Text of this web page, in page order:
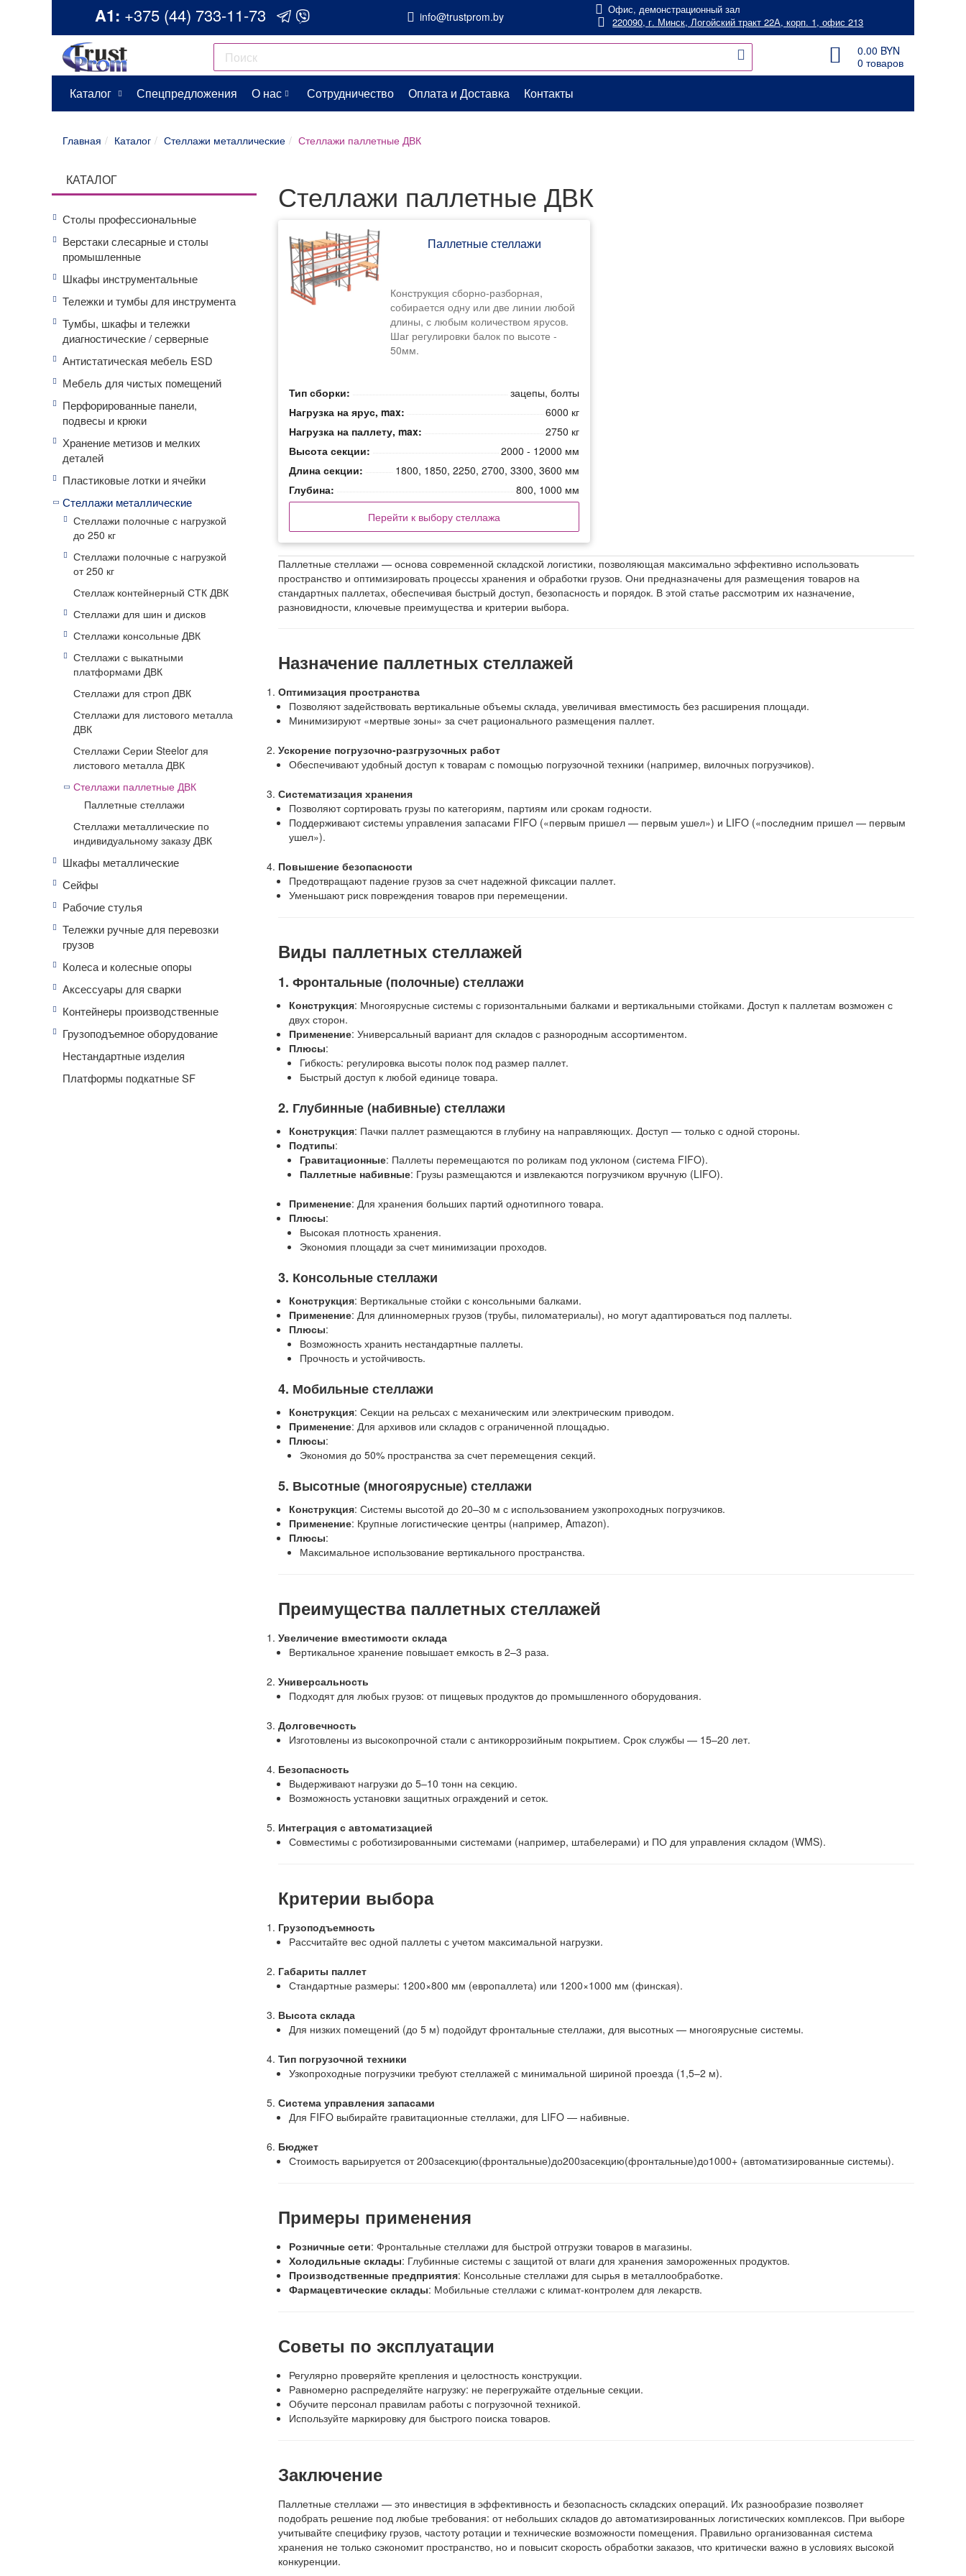
A1: +375 (44) 733-11-73 info@trustprom.by
Офис, демонстрационный зал
220090, г. Минск, Логойский тракт 22А, корп. 1, офис 213
0.00 BYN
0 товаров
Каталог Спецпредложения О нас Сотрудничество Оплата и Доставка Контакты
Главная Каталог Стеллажи металлические Стеллажи паллетные ДВК
КАТАЛОГ
Столы профессиональные
Верстаки слесарные и столы
промышленные
Шкафы инструментальные
Тележки и тумбы для инструмента
Тумбы, шкафы и тележки
диагностические / серверные
Антистатическая мебель ESD
Мебель для чистых помещений
Перфорированные панели,
подвесы и крюки
Хранение метизов и мелких
деталей
Пластиковые лотки и ячейки
Стеллажи металлические
Стеллажи полочные с нагрузкой
до 250 кг
Стеллажи полочные с нагрузкой
от 250 кг
Стеллаж контейнерный СТК ДВК
Стеллажи для шин и дисков
Стеллажи консольные ДВК
Стеллажи с выкатными
платформами ДВК
Стеллажи для строп ДВК
Стеллажи для листового металла
ДВК
Стеллажи Серии Steelor для
листового металла ДВК
Стеллажи паллетные ДВК
Паллетные стеллажи
Стеллажи металлические по
индивидуальному заказу ДВК
Шкафы металлические
Сейфы
Рабочие стулья
Тележки ручные для перевозки
грузов
Колеса и колесные опоры
Аксессуары для сварки
Контейнеры производственные
Грузоподъемное оборудование
Нестандартные изделия
Платформы подкатные SF
Стеллажи паллетные ДВК
Паллетные стеллажи
Конструкция сборно-разборная,
собирается одну или две линии любой
длины, с любым количеством ярусов.
Шаг регулировки балок по высоте -
50мм.
Тип сборки:
зацепы, болты
Нагрузка на ярус, max:
6000 кг
Нагрузка на паллету, max:
2750 кг
Высота секции:
2000 - 12000 мм
Длина секции:
1800, 1850, 2250, 2700, 3300, 3600 мм
Глубина:
800, 1000 мм
Перейти к выбору стеллажа
Паллетные стеллажи — основа современной складской логистики, позволяющая максимально эффективно использовать
пространство и оптимизировать процессы хранения и обработки грузов. Они предназначены для размещения товаров на
стандартных паллетах, обеспечивая быстрый доступ, безопасность и порядок. В этой статье рассмотрим их назначение,
разновидности, ключевые преимущества и критерии выбора.
Назначение паллетных стеллажей
Оптимизация пространства
Позволяют задействовать вертикальные объемы склада, увеличивая вместимость без расширения площади.
Минимизируют «мертвые зоны» за счет рационального размещения паллет.
Ускорение погрузочно-разгрузочных работ
Обеспечивают удобный доступ к товарам с помощью погрузочной техники (например, вилочных погрузчиков).
Систематизация хранения
Позволяют сортировать грузы по категориям, партиям или срокам годности.
Поддерживают системы управления запасами FIFO («первым пришел — первым ушел») и LIFO («последним пришел — первым
ушел»).
Повышение безопасности
Предотвращают падение грузов за счет надежной фиксации паллет.
Уменьшают риск повреждения товаров при перемещении.
Виды паллетных стеллажей
1. Фронтальные (полочные) стеллажи
Конструкция: Многоярусные системы с горизонтальными балками и вертикальными стойками. Доступ к паллетам возможен с
двух сторон.
Применение: Универсальный вариант для складов с разнородным ассортиментом.
Плюсы:
Гибкость: регулировка высоты полок под размер паллет.
Быстрый доступ к любой единице товара.
2. Глубинные (набивные) стеллажи
Конструкция: Пачки паллет размещаются в глубину на направляющих. Доступ — только с одной стороны.
Подтипы:
Гравитационные: Паллеты перемещаются по роликам под уклоном (система FIFO).
Паллетные набивные: Грузы размещаются и извлекаются погрузчиком вручную (LIFO).
Применение: Для хранения больших партий однотипного товара.
Плюсы:
Высокая плотность хранения.
Экономия площади за счет минимизации проходов.
3. Консольные стеллажи
Конструкция: Вертикальные стойки с консольными балками.
Применение: Для длинномерных грузов (трубы, пиломатериалы), но могут адаптироваться под паллеты.
Плюсы:
Возможность хранить нестандартные паллеты.
Прочность и устойчивость.
4. Мобильные стеллажи
Конструкция: Секции на рельсах с механическим или электрическим приводом.
Применение: Для архивов или складов с ограниченной площадью.
Плюсы:
Экономия до 50% пространства за счет перемещения секций.
5. Высотные (многоярусные) стеллажи
Конструкция: Системы высотой до 20–30 м с использованием узкопроходных погрузчиков.
Применение: Крупные логистические центры (например, Amazon).
Плюсы:
Максимальное использование вертикального пространства.
Преимущества паллетных стеллажей
Увеличение вместимости склада
Вертикальное хранение повышает емкость в 2–3 раза.
Универсальность
Подходят для любых грузов: от пищевых продуктов до промышленного оборудования.
Долговечность
Изготовлены из высокопрочной стали с антикоррозийным покрытием. Срок службы — 15–20 лет.
Безопасность
Выдерживают нагрузки до 5–10 тонн на секцию.
Возможность установки защитных ограждений и сеток.
Интеграция с автоматизацией
Совместимы с роботизированными системами (например, штабелерами) и ПО для управления складом (WMS).
Критерии выбора
Грузоподъемность
Рассчитайте вес одной паллеты с учетом максимальной нагрузки.
Габариты паллет
Стандартные размеры: 1200×800 мм (европаллета) или 1200×1000 мм (финская).
Высота склада
Для низких помещений (до 5 м) подойдут фронтальные стеллажи, для высотных — многоярусные системы.
Тип погрузочной техники
Узкопроходные погрузчики требуют стеллажей с минимальной шириной проезда (1,5–2 м).
Система управления запасами
Для FIFO выбирайте гравитационные стеллажи, для LIFO — набивные.
Бюджет
Стоимость варьируется от200засекцию(фронтальные)до200засекцию(фронтальные)до1000+ (автоматизированные системы).
Примеры применения
Розничные сети: Фронтальные стеллажи для быстрой отгрузки товаров в магазины.
Холодильные склады: Глубинные системы с защитой от влаги для хранения замороженных продуктов.
Производственные предприятия: Консольные стеллажи для сырья в металлообработке.
Фармацевтические склады: Мобильные стеллажи с климат-контролем для лекарств.
Советы по эксплуатации
Регулярно проверяйте крепления и целостность конструкции.
Равномерно распределяйте нагрузку: не перегружайте отдельные секции.
Обучите персонал правилам работы с погрузочной техникой.
Используйте маркировку для быстрого поиска товаров.
Заключение
Паллетные стеллажи — это инвестиция в эффективность и безопасность складских операций. Их разнообразие позволяет
подобрать решение под любые требования: от небольших складов до автоматизированных логистических комплексов. При выборе
учитывайте специфику грузов, частоту ротации и технические возможности помещения. Правильно организованная система
хранения не только сэкономит пространство, но и повысит скорость обработки заказов, что критически важно в условиях высокой
конкуренции.